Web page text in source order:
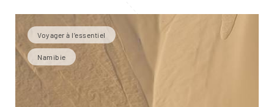
Voyager à l’essentiel
Namibie